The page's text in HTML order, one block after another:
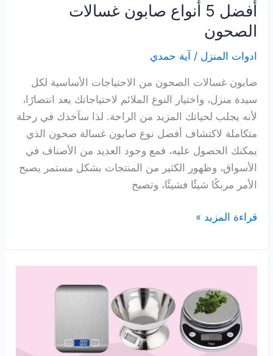
أفضل 5 أنواع صابون غسالات
الصحون
ادوات المنزل / آية حمدي
صابون غسالات الصحون من الاحتياجات الأساسية لكل
سيدة منزل، واختيار النوع الملائم لاحتياجاتك يعد انتصارًا،
لأنه يجلب لحياتك المزيد من الراحة. لذا سآخذك في رحلة
متكاملة لاكتشاف أفضل نوع صابون غسالة صحون الذي
يمكنك الحصول عليه، فمع وجود العديد من الأصناف في
الأسواق، وظهور الكثير من المنتجات بشكل مستمر يصبح
الأمر مربكًا شيئًا فشيئًا، وتصبح
أفضل
أنواع
صابون
الصحون
قراءة المزيد »